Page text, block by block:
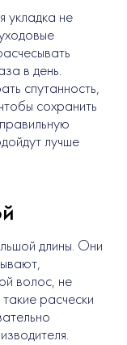
укладка не
в день.
спутанность,
сохранить
лучше
длины. Они
волос, не
расчески